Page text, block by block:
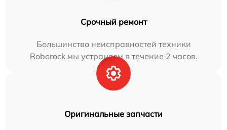
Срочный ремонт
Большинство неисправностей техники
Roborock мы устраняем в течение 2 часов.
Оригинальные запчасти